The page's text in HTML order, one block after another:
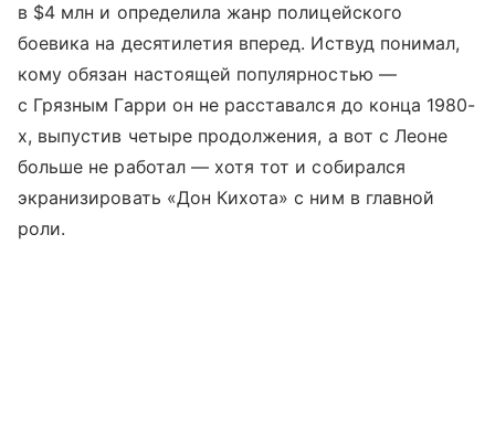
в $4 млн и определила жанр полицейского
боевика на десятилетия вперед. Иствуд понимал,
кому обязан настоящей популярностью —
с Грязным Гарри он не расставался до конца 1980-
х, выпустив четыре продолжения, а вот с Леоне
больше не работал — хотя тот и собирался
экранизировать «Дон Кихота» с ним в главной
роли.